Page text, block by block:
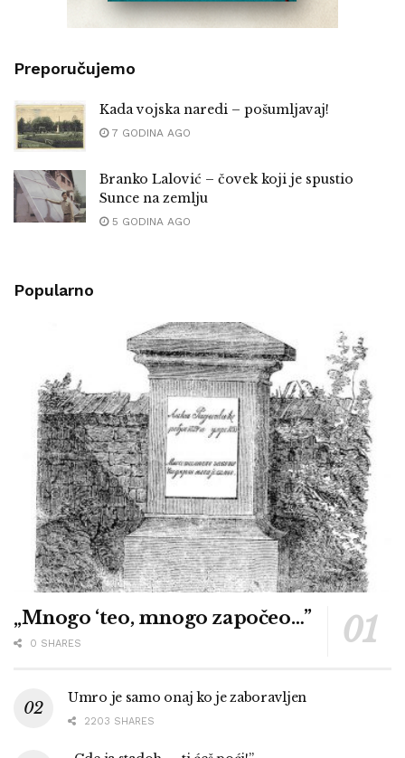
Preporučujemo
Kada vojska naredi – pošumljavaj!
7 GODINA AGO
Branko Lalović – čovek koji je spustio
Sunce na zemlju
5 GODINA AGO
Popularno
„Mnogo ‘teo, mnogo započeo…”
0 SHARES
Umro je samo onaj ko je zaboravljen
2203 SHARES